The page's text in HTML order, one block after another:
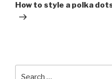
Post
How to style a polka